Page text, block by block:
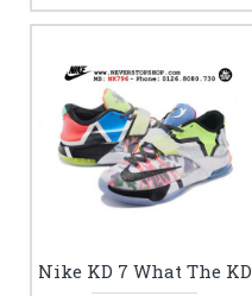
Nike KD 7 What The KD